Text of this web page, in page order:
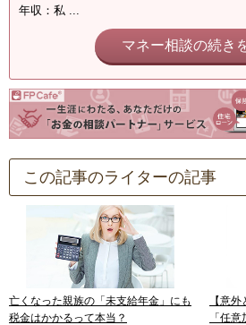
年収：私 ...
マネー相談の続き
この記事のライターの記事
亡くなった親族の「未支給年金」にも
税金はかかるって本当？
【意
「任